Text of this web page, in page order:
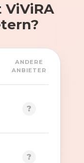
ANDERE
ANBIETER
?
?